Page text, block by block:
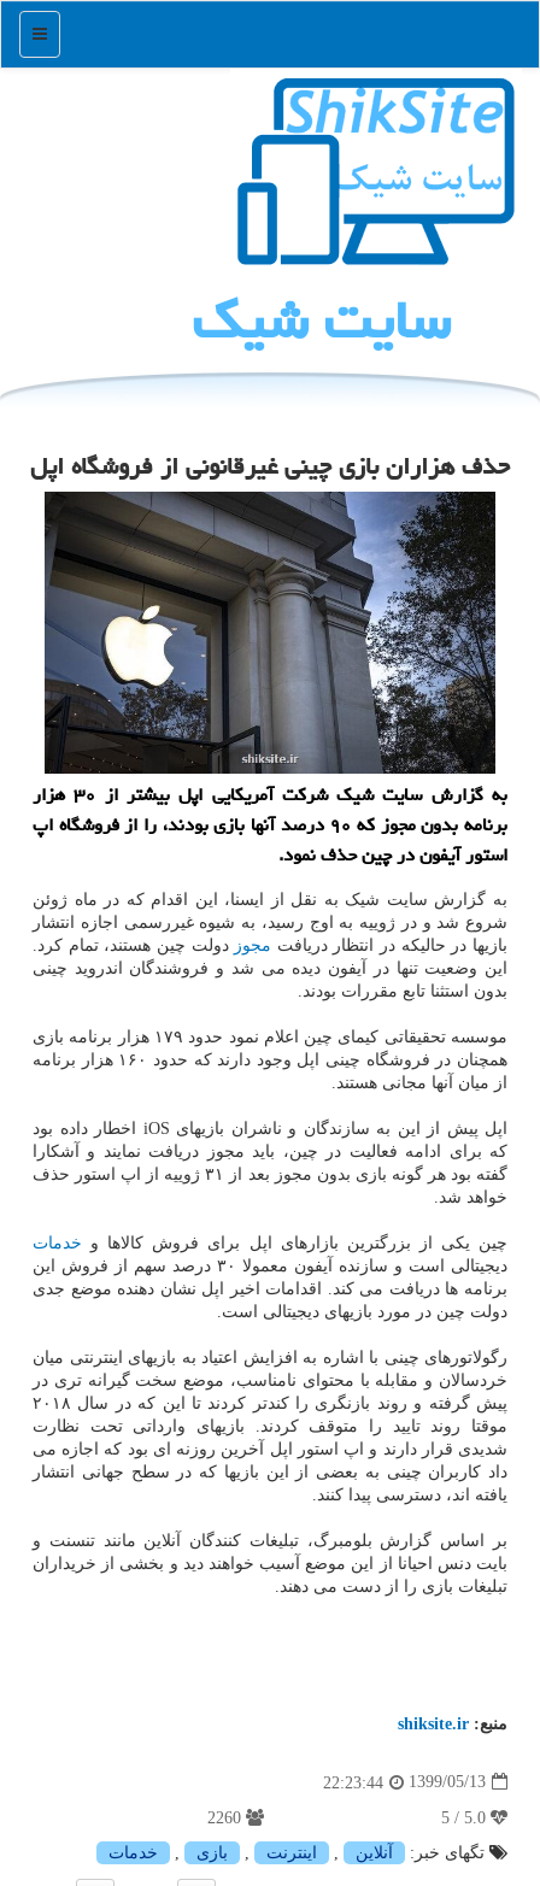
منو
سایت شیك
حذف هزاران بازی چینی غیرقانونی از فروشگاه اپل
به گزارش سایت شیك شركت آمریكایی اپل بیشتر از ۳۰ هزار
برنامه بدون مجوز كه ۹۰ درصد آنها بازی بودند، را از فروشگاه اپ
استور آیفون در چین حذف نمود.
به گزارش سایت شیک به نقل از ایسنا، این اقدام که در ماه ژوئن
شروع شد و در ژوییه به اوج رسید، به شیوه غیررسمی اجازه انتشار
بازیها در حالیکه در انتظار دریافت مجوز دولت چین هستند، تمام کرد.
این وضعیت تنها در آیفون دیده می شد و فروشندگان اندروید چینی
بدون استثنا تابع مقررات بودند.
موسسه تحقیقاتی کیمای چین اعلام نمود حدود ۱۷۹ هزار برنامه بازی
همچنان در فروشگاه چینی اپل وجود دارند که حدود ۱۶۰ هزار برنامه
از میان آنها مجانی هستند.
اپل پیش از این به سازندگان و ناشران بازیهای iOS اخطار داده بود
که برای ادامه فعالیت در چین، باید مجوز دریافت نمایند و آشکارا
گفته بود هر گونه بازی بدون مجوز بعد از ۳۱ ژوییه از اپ استور حذف
خواهد شد.
چین یکی از بزرگترین بازارهای اپل برای فروش کالاها و خدمات
دیجیتالی است و سازنده آیفون معمولا ۳۰ درصد سهم از فروش این
برنامه ها دریافت می کند. اقدامات اخیر اپل نشان دهنده موضع جدی
دولت چین در مورد بازیهای دیجیتالی است.
رگولاتورهای چینی با اشاره به افزایش اعتیاد به بازیهای اینترنتی میان
خردسالان و مقابله با محتوای نامناسب، موضع سخت گیرانه تری در
پیش گرفته و روند بازنگری را کندتر کردند تا این که در سال ۲۰۱۸
موقتا روند تایید را متوقف کردند. بازیهای وارداتی تحت نظارت
شدیدی قرار دارند و اپ استور اپل آخرین روزنه ای بود که اجازه می
داد کاربران چینی به بعضی از این بازیها که در سطح جهانی انتشار
یافته اند، دسترسی پیدا کنند.
بر اساس گزارش بلومبرگ، تبلیغات کنندگان آنلاین مانند تنسنت و
بایت دنس احیانا از این موضع آسیب خواهند دید و بخشی از خریداران
تبلیغات بازی را از دست می دهند.
منبع: shiksite.ir
1399/05/13
22:23:44
تگهای خبر:
آنلاین اینترنت بازی خدمات